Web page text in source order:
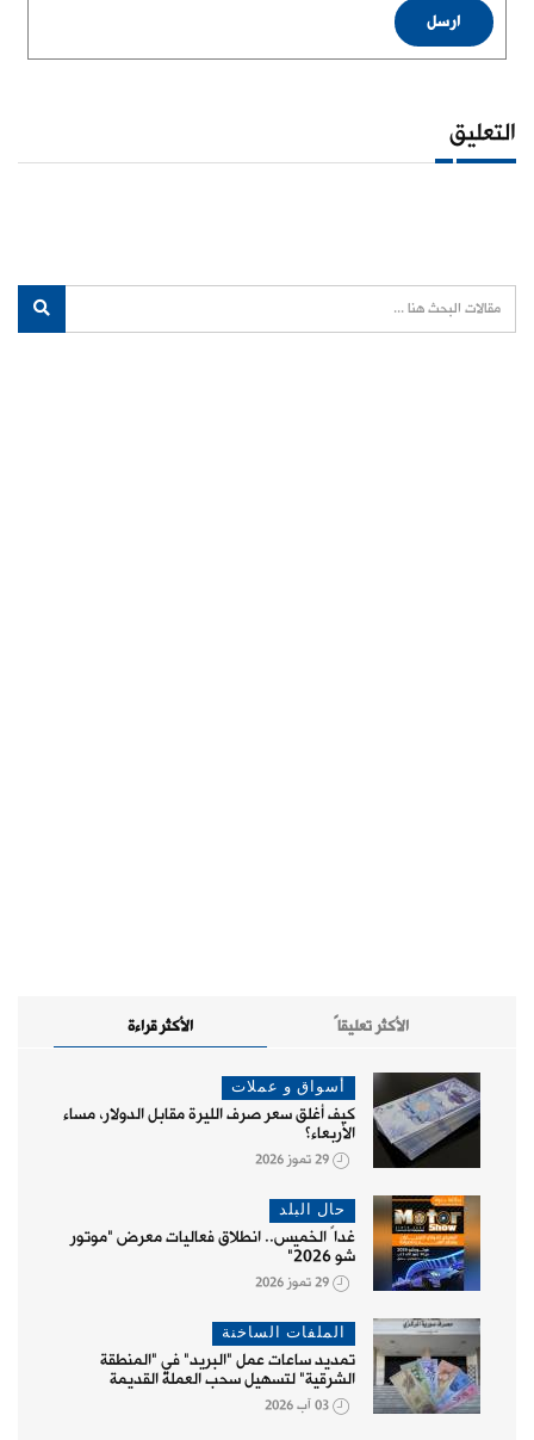
ارسل
التعليق
الأكثر قراءة الأكثر تعليقاً
أسواق و عملات
كيف أغلق سعر صرف الليرة مقابل الدولار، مساء
الأربعاء؟
29 تموز 2026
حال البلد
غداً الخميس.. انطلاق فعاليات معرض "موتور
شو 2026"
29 تموز 2026
الملفات الساخنة
تمديد ساعات عمل "البريد" في "المنطقة
الشرقية" لتسهيل سحب العملة القديمة
03 آب 2026